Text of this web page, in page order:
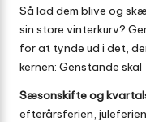
Så lad dem blive og
sin store vinterkurv?
for at tynde ud i det,
kernen: Genstande skal
Sæsonskifte og
efterårsferien,